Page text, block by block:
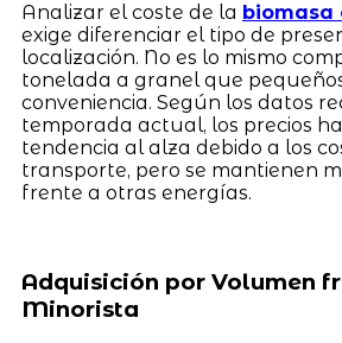
Analizar el coste de la biomasa
exige diferenciar el tipo de
localización. No es lo mismo
tonelada a granel que
conveniencia. Según los datos
temporada actual, los precios
tendencia al alza debido a los
transporte, pero se mantienen
frente a otras energías.
Adquisición por Volumen
Minorista